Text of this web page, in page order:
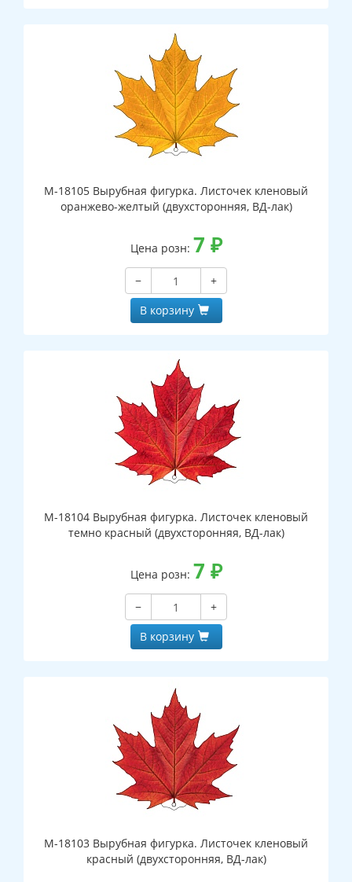
М-18105 Вырубная фигурка. Листочек кленовый
оранжево-желтый (двухсторонняя, ВД-лак)
Цена розн: 7 ₽
−
+
В корзину
М-18104 Вырубная фигурка. Листочек кленовый
темно красный (двухсторонняя, ВД-лак)
Цена розн: 7 ₽
−
+
В корзину
М-18103 Вырубная фигурка. Листочек кленовый
красный (двухсторонняя, ВД-лак)